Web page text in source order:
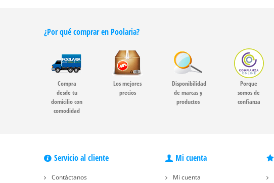
¿Por qué comprar en Poolaria?
Compra
desde tu
domicilio con
comodidad
Los mejores
precios
Disponibilidad
de marcas y
productos
Porque
somos de
confianza
Servicio al cliente
Contáctanos
Mi cuenta
Mi cuenta